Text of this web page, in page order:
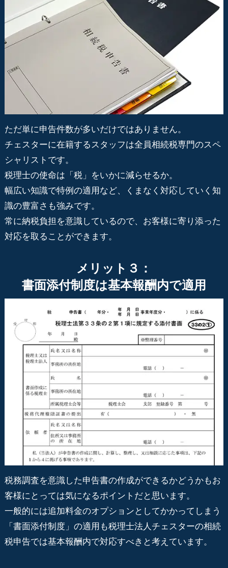
ただ単に申告件数が多いだけではありません。
チェスターに在籍するスタッフは全員相続税専門のスペ
シャリストです。
税理士の使命は「税」をいかに減らせるか。
幅広い知識で特例の適用など、くまなく対応していく知
識の豊富さも強みです。
常に納税負担を意識しているので、お客様に寄り添った
対応を取ることができます。
メリット３：
書面添付制度は基本報酬内で適用
税務調査を意識した申告書の作成ができるかどうかもお
客様にとっては気になるポイントだと思います。
一般的には追加料金のオプションとしてかかってしまう
「書面添付制度」の適用も税理士法人チェスターの相続
税申告では基本報酬内で対応すべきと考えています。